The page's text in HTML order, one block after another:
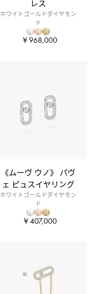
レス
ホワイトゴールドダイヤモン
ド
￥968,000
《ムーヴ ウノ》 パヴ
ェ ピュスイヤリング
ホワイトゴールドダイヤモン
ド
￥407,000